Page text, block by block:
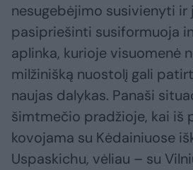
nesugebėjimo susivienyti ir
pasipriešinti susiformuoja
aplinka, kurioje visuomenė
milžinišką nuostolį gali
naujas dalykas. Panaši
šimtmečio pradžioje, kai iš
kovojama su Kėdainiuose
Uspaskichu, vėliau – su